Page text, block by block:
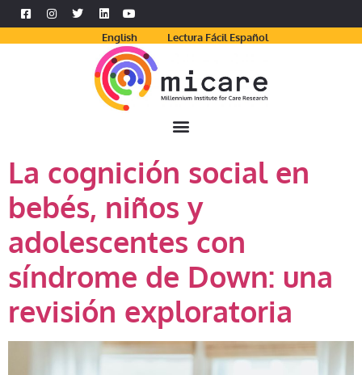
English Lectura Fácil Español
La cognición social en
bebés, niños y
adolescentes con
síndrome de Down: una
revisión exploratoria